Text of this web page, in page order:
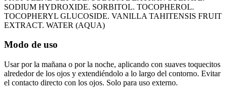
SODIUM HYDROXIDE. SORBITOL. TOCOPHEROL.
TOCOPHERYL GLUCOSIDE. VANILLA TAHITENSIS FRUIT
EXTRACT. WATER (AQUA)
Modo de uso
Usar por la mañana o por la noche, aplicando con suaves toquecitos
alrededor de los ojos y extendiéndolo a lo largo del contorno. Evitar
el contacto directo con los ojos. Solo para uso externo.